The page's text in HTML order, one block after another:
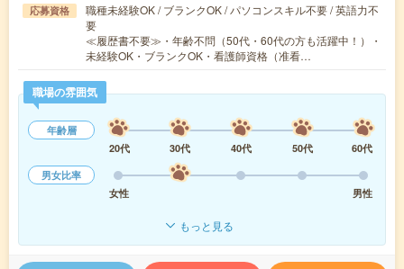
応募資格
職種未経験OK / ブランクOK / パソコンスキル不要 / 英語力不
要
≪履歴書不要≫・年齢不問（50代・60代の方も活躍中！）・
未経験OK・ブランクOK・看護師資格（准看…
職場の雰囲気
年齢層
20代
30代 40代 50代
60代
男女比率
女性
男性
もっと見る